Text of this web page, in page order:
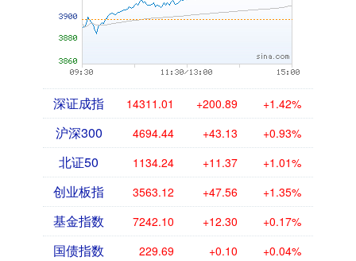
深证成指 14311.01 +200.89 +1.42%
沪深300 4694.44 +43.13 +0.93%
北证50 1134.24 +11.37 +1.01%
创业板指 3563.12 +47.56 +1.35%
基金指数 7242.10 +12.30 +0.17%
国债指数 229.69 +0.10 +0.04%